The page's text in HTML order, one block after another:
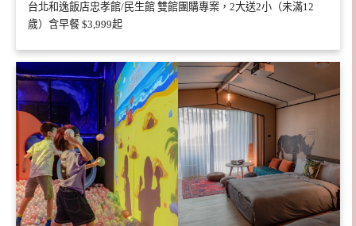
台北和逸飯店忠孝館/民生館 雙館團購專案，2大送2小（未滿12
歲）含早餐 $3,999起